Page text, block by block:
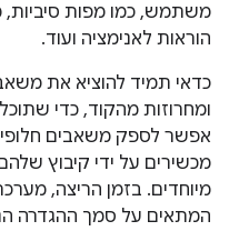
משתמש, כמו מפות
הוראות לאנימציה ועוד.
כדאי תמיד להוציא את
ומחרוזות מהקוד, כדי
אפשר לספק משאבים
מכשירים על ידי קיבוץ
המתאים על סמך ההגדרה